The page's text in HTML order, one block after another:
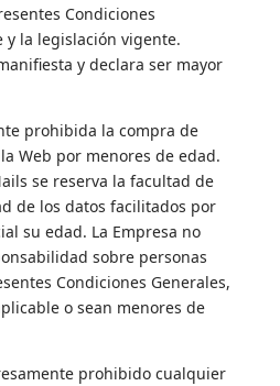
Condiciones
y la legislación vigente.
y declara ser mayor
prohibida la compra de
Web por menores de edad.
se reserva la facultad de
de los datos facilitados por
su edad. La Empresa no
sobre personas
Condiciones Generales,
o sean menores de
prohibido cualquier